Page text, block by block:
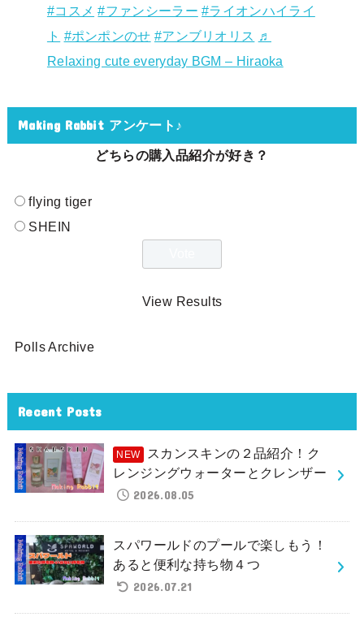
#コスメ #ファンシーラー #ライオンハイライ
ト #ポンポンのせ #アンブリオリス
♬
Relaxing cute everyday BGM – Hiraoka
Making Rabbit アンケート♪
どちらの購入品紹介が好き？
flying tiger
SHEIN
View Results
Polls Archive
Recent Posts
スカンスキンの２品紹介！ク
レンジングウォーターとクレンザー
2026.08.05
スパワールドのプールで楽しもう！
あると便利な持ち物４つ
2026.07.21